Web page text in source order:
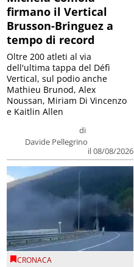
firmano il Vertical
Brusson-Bringuez a
tempo di record
di
Davide Pellegrino
il 08/08/2026
Oltre 200 atleti al via
dell'ultima tappa del Défì
Vertical, sul podio anche
Mathieu Brunod, Alex
Noussan, Miriam Di Vincenzo
e Kaitlin Allen
CRONACA